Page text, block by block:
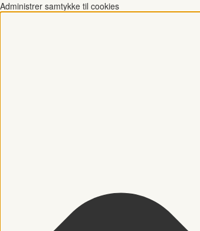
Administrer samtykke til cookies